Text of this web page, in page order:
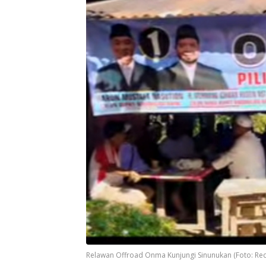
Relawan Offroad Onma Kunjungi Sinunukan (Foto: